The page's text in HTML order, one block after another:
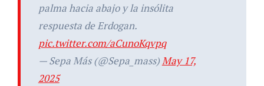
palma hacia abajo y la insólita
respuesta de Erdogan.
pic.twitter.com/aCunoKqvpq
— Sepa Más (@Sepa_mass)May 17,
2025